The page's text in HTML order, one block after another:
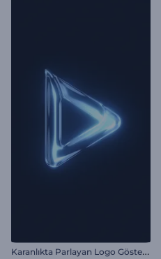
K
aranlıkta Parlayan Logo Gösterimi